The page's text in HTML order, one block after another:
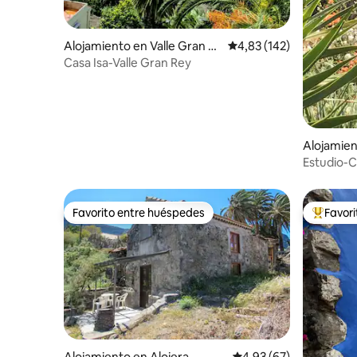
Alojamiento en Valle Gran R
ey
Calificación promedio:
4,83 (142)
Casa Isa-Valle Gran Rey
n de La
Estudio-
Favorito entre huéspedes
Favorito entre huéspedes